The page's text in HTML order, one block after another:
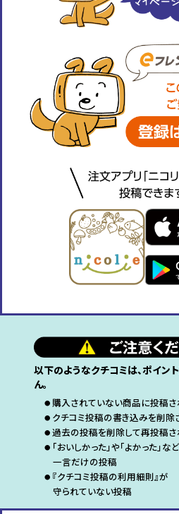
以下のようなクチコミは、ポイン
ん。
●購入されていない商品に投稿
●クチコミ投稿の書き込みを削除
●過去の投稿を削除して再投稿さ
●「おいしかった」や「よかった」など
一言だけの投稿
●『クチコミ投稿の利用細則』が
守られていない投稿